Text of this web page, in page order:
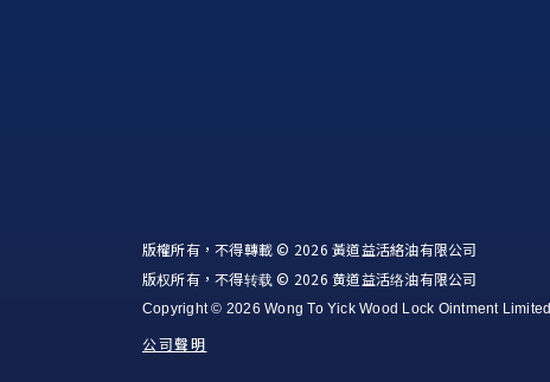
版權所有，不得轉載 © 2026 黃道益活絡油有限公司
版权所有，不得转载 © 2026 黄道益活络油有限公司
Copyright © 2026 Wong To Yick Wood Lock Ointment Limited
公司聲明